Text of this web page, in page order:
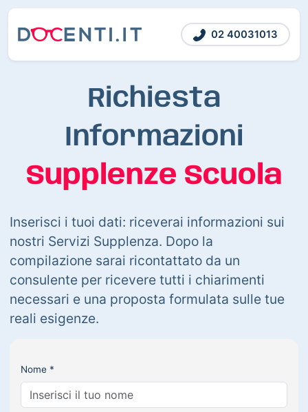
02 40031013
Richiesta
Informazioni
Supplenze Scuola
Inserisci i tuoi dati: riceverai informazioni sui
nostri Servizi Supplenza. Dopo la
compilazione sarai ricontattato da un
consulente per ricevere tutti i chiarimenti
necessari e una proposta formulata sulle tue
reali esigenze.
Nome *